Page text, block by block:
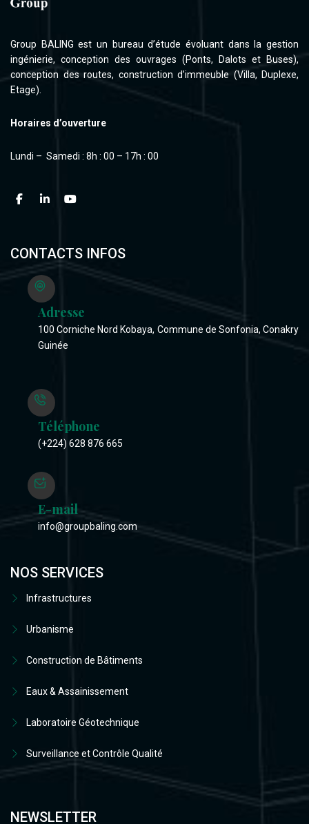
Group BALING est un bureau d’étude évoluant dans la gestion
ingénierie, conception des ouvrages (Ponts, Dalots et Buses),
conception des routes, construction d’immeuble (Villa, Duplexe,
Etage).
Horaires d’ouverture
Lundi – Samedi : 8h : 00 – 17h : 00
CONTACTS INFOS
Adresse
100 Corniche Nord Kobaya, Commune de Sonfonia, Conakry
Guinée
Téléphone
(+224) 628 876 665
E-mail
info@groupbaling.com
NOS SERVICES
Infrastructures
Urbanisme
Construction de Bâtiments
Eaux & Assainissement
Laboratoire Géotechnique
Surveillance et Contrôle Qualité
NEWSLETTER